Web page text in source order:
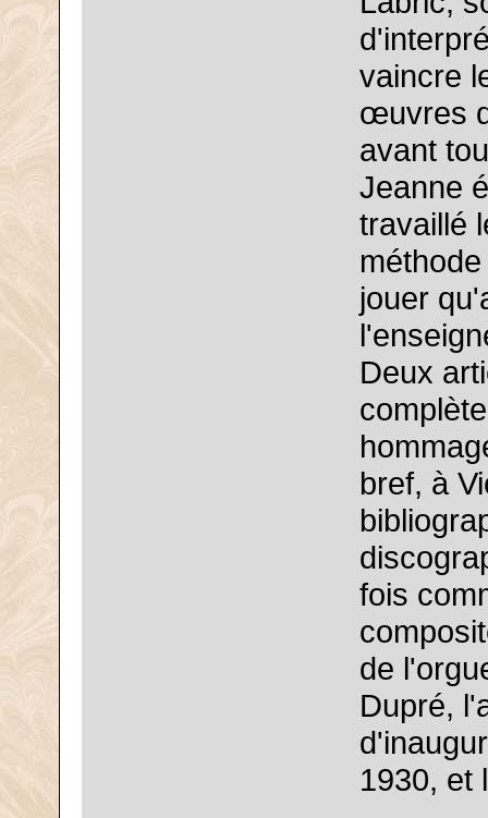
vaincre
œuvres
avant
Jeanne
travaillé
jouer
Deux
bref, à
fois
de
Dupré,
1930, et